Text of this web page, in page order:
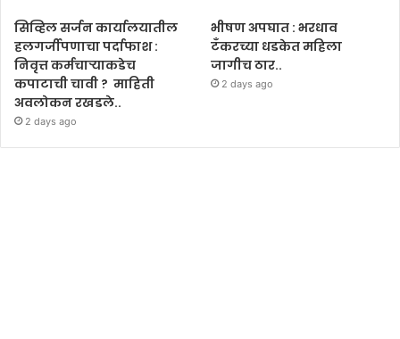
सिव्हिल सर्जन कार्यालयातील
हलगर्जीपणाचा पर्दाफाश :
निवृत्त कर्मचाऱ्याकडेच
कपाटाची चावी ? माहिती
अवलोकन रखडले..
2 days ago
भीषण अपघात : भरधाव
टँकरच्या धडकेत महिला
जागीच ठार..
2 days ago